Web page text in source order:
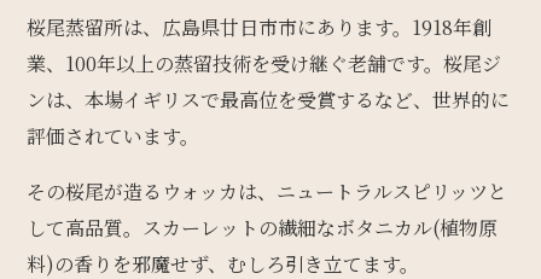
桜尾蒸留所は、広島県廿日市市にあります。1918年創
業、100年以上の蒸留技術を受け継ぐ老舗です。桜尾ジ
ンは、本場イギリスで最高位を受賞するなど、世界的に
評価されています。
その桜尾が造るウォッカは、ニュートラルスピリッツと
して高品質。スカーレットの繊細なボタニカル(植物原
料)の香りを邪魔せず、むしろ引き立てます。